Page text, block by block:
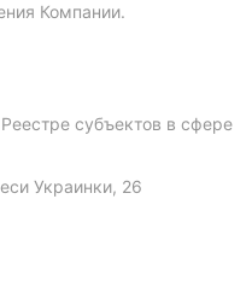
Компании.
субъектов в сфере
Украинки, 26